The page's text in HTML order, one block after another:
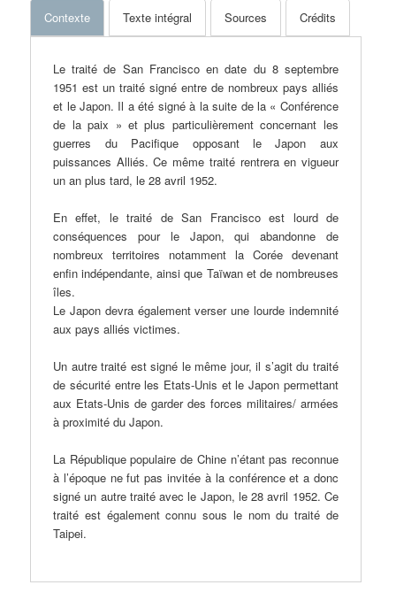
Contexte Texte intégral Sources Crédits
Le traité de San Francisco en date du 8 septembre
1951 est un traité signé entre de nombreux pays alliés
et le Japon. Il a été signé à la suite de la « Conférence
de la paix » et plus particulièrement concernant les
guerres du Pacifique opposant le Japon aux
puissances Alliés. Ce même traité rentrera en vigueur
un an plus tard, le 28 avril 1952.
En effet, le traité de San Francisco est lourd de
conséquences pour le Japon, qui abandonne de
nombreux territoires notamment la Corée devenant
enfin indépendante, ainsi que Taïwan et de nombreuses
îles.
Le Japon devra également verser une lourde indemnité
aux pays alliés victimes.
Un autre traité est signé le même jour, il s’agit du traité
de sécurité entre les Etats-Unis et le Japon permettant
aux Etats-Unis de garder des forces militaires/ armées
à proximité du Japon.
La République populaire de Chine n’étant pas reconnue
à l’époque ne fut pas invitée à la conférence et a donc
signé un autre traité avec le Japon, le 28 avril 1952. Ce
traité est également connu sous le nom du traité de
Taipei.